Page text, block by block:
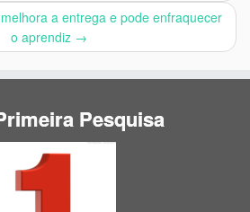
a entrega e pode enfraquecer
o aprendiz →
Pesquisa